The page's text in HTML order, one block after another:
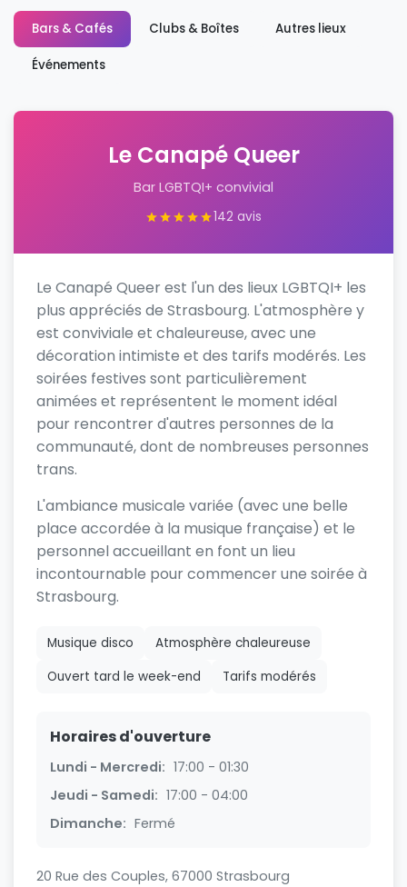
Bars & Cafés Clubs & Boîtes Autres lieux
Événements
Le Canapé Queer
Bar LGBTQI+ convivial
142 avis
Le Canapé Queer est l'un des lieux LGBTQI+ les
plus appréciés de Strasbourg. L'atmosphère y
est conviviale et chaleureuse, avec une
décoration intimiste et des tarifs modérés. Les
soirées festives sont particulièrement
animées et représentent le moment idéal
pour rencontrer d'autres personnes de la
communauté, dont de nombreuses personnes
trans.
L'ambiance musicale variée (avec une belle
place accordée à la musique française) et le
personnel accueillant en font un lieu
incontournable pour commencer une soirée à
Strasbourg.
Musique disco
Atmosphère chaleureuse
Ouvert tard le week-end
Tarifs modérés
Horaires d'ouverture
Lundi - Mercredi: 17:00 - 01:30
Jeudi - Samedi: 17:00 - 04:00
Dimanche: Fermé
20 Rue des Couples, 67000 Strasbourg